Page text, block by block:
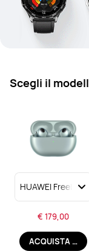
Scegli il
€ 179,00
ACQUISTA ORA